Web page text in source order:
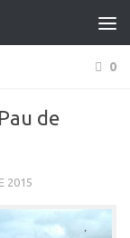
0
de
2015